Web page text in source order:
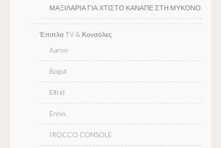
ΜΑΞΙΛΑΡΙΑ ΓΙΑ ΧΤΙΣΤΟ ΚΑΝΑΠΕ ΣΤΗ ΜΥΚΟΝΟ
Έπιπλα TV & Κονσόλες
Aaron
Bogut
Elfrid
Ennis
IROCCO CONSOLE